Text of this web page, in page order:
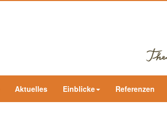
Aktuelles Einblicke Referenzen